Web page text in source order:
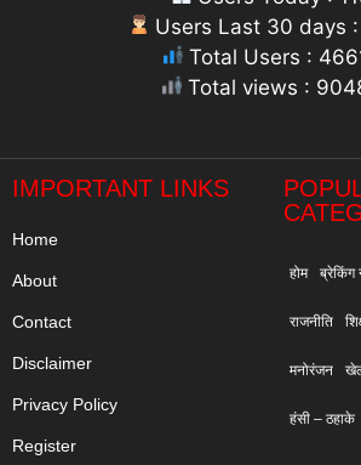
Users Last 30 days
Total Users :
Total views :
IMPORTANT LINKS
Home
About
Contact
Disclaimer
Privacy Policy
Register
होम ब्रेकिंग
राजनीति
मनोरंजन
हंसी – ठहाके